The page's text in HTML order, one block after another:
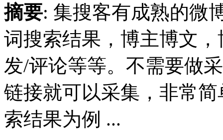
摘要: 集搜客有成熟的微
词搜索结果，博主博文
发/评论等等。不需要做
链接就可以采集，非常
索结果为例 ...